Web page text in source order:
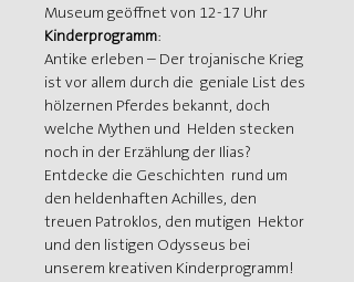
Museum geöffnet von 12-17 Uhr
Kinderprogramm:
Antike erleben – Der trojanische Krieg
ist vor allem durch die  geniale List des
hölzernen Pferdes bekannt, doch
welche Mythen und  Helden stecken
noch in der Erzählung der Ilias?
Entdecke die Geschichten  rund um
den heldenhaften Achilles, den
treuen Patroklos, den mutigen  Hektor
und den listigen Odysseus bei
unserem kreativen Kinderprogramm!